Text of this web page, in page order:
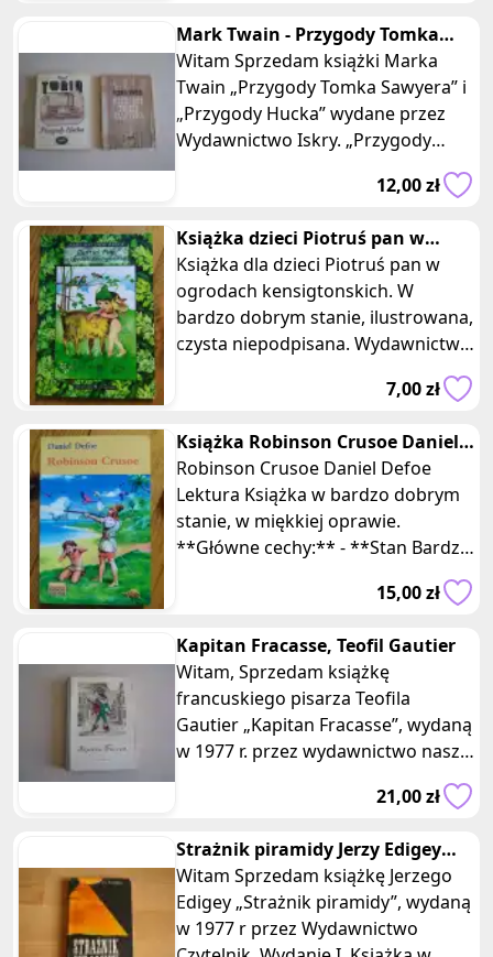
Mark Twain - Przygody Tomka
Sawyera, Przygody Hucka
Witam Sprzedam książki Marka
Twain „Przygody Tomka Sawyera” i
„Przygody Hucka” wydane przez
Wydawnictwo Iskry. „Przygody
Tomka Sawyera” - książka wydana
12,00 zł
Książka dzieci Piotruś pan w
ogrodach kensigtonskich sowa
Książka dla dzieci Piotruś pan w
ogrodach kensigtonskich. W
bardzo dobrym stanie, ilustrowana,
czysta niepodpisana. Wydawnictwo
zielona sowa. Autor James Matthe
7,00 zł
Książka Robinson Crusoe Daniel
Defoe lektura szkolna miekka
Robinson Crusoe Daniel Defoe
Lektura Książka w bardzo dobrym
stanie, w miękkiej oprawie.
**Główne cechy:** - **Stan Bardzo
15,00 zł
Kapitan Fracasse, Teofil Gautier
Witam, Sprzedam książkę
francuskiego pisarza Teofila
Gautier „Kapitan Fracasse”, wydaną
w 1977 r. przez wydawnictwo nasza
Księgarnia. Książka zszywana, w tw
21,00 zł
Strażnik piramidy Jerzy Edigey
Wydanie I
Witam Sprzedam książkę Jerzego
Edigey „Strażnik piramidy”, wydaną
w 1977 r przez Wydawnictwo